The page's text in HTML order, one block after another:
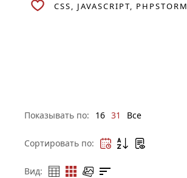
CSS JAVASCRIPT PHPSTORM
Показывать по: 16 31 Все
Сортировать по:
Вид: